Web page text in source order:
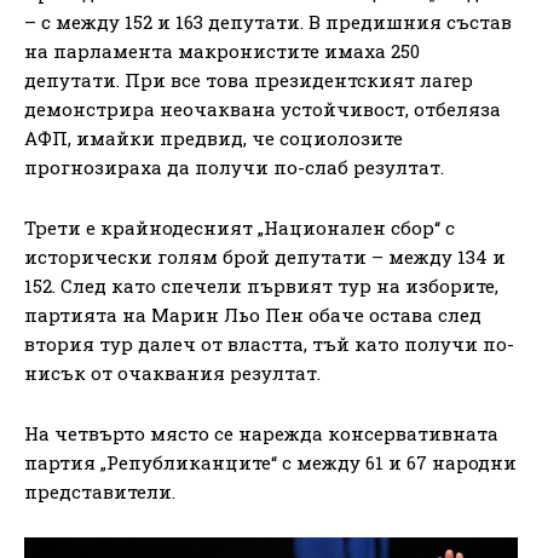
– с между 152 и 163 депутати. В предишния състав
на парламента макронистите имаха 250
депутати. При все това президентският лагер
демонстрира неочаквана устойчивост, отбеляза
АФП, имайки предвид, че социолозите
прогнозираха да получи по-слаб резултат.
Трети е крайнодесният „Национален сбор“ с
исторически голям брой депутати – между 134 и
152. След като спечели първият тур на изборите,
партията на Марин Льо Пен обаче остава след
втория тур далеч от властта, тъй като получи по-
нисък от очаквания резултат.
На четвърто място се нарежда консервативната
партия „Републиканците“ с между 61 и 67 народни
представители.